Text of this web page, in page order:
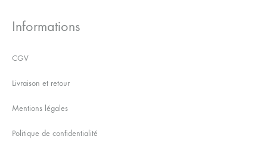
Informations
CGV
Livraison et retour
Mentions légales
Politique de confidentialité